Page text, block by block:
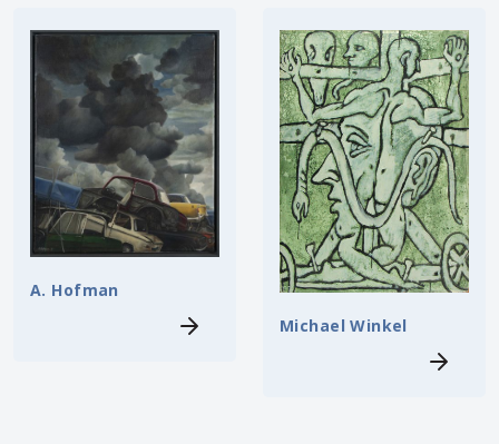
A. Hofman
Michael Winkel